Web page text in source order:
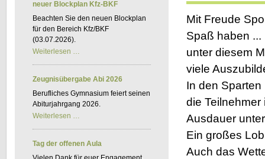
Mit Freude
Spaß haben ...
unter diesem
viele
In den
die
Ausdauer
Ein großes
Auch das
neuer Blockplan Kfz-BKF
Beachten Sie den neuen Blockplan
für den Bereich Kfz/BKF
(03.07.2026).
Weiterlesen …
Kfz-
BKF
Zeugnisübergabe Abi 2026
Berufliches Gymnasium feiert seinen
Abiturjahrgang 2026.
Weiterlesen …
2026
Tag der offenen Aula